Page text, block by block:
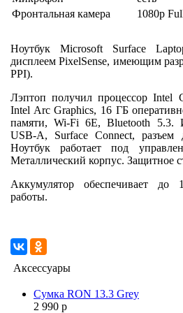
Фронтальная камера
1080p
Ноутбук Microsoft Surface
дисплеем PixelSense, имеющим
PPI).
Лэптоп получил процессор Intel
Intel Arc Graphics, 16 ГБ
памяти, Wi-Fi 6E, Bluetooth 5.3.
USB-A, Surface Connect,
Ноутбук работает под
Металлический корпус. Защитное
Аккумулятор обеспечивает до
работы.
Аксессуары
Сумка RON 13.3 Grey
2 990 р